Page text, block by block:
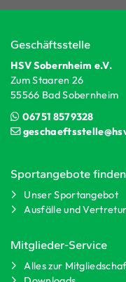
Geschäftsstelle
HSV Sobernheim e.V.
Zum Staaren 26
55566 Bad Sobernheim
06751 8579328
Sportangebote finden
Unser Sportangebot
Ausfälle und
Mitglieder-Service
Alles zur